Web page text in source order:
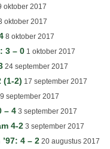
oktober 2017
oktober 2017
8 oktober 2017
3 – 0 1 oktober 2017
24 september 2017
(1-2) 17 september 2017
9 september 2017
– 4 3 september 2017
4-2 3 september 2017
4 – 2 20 augustus 2017